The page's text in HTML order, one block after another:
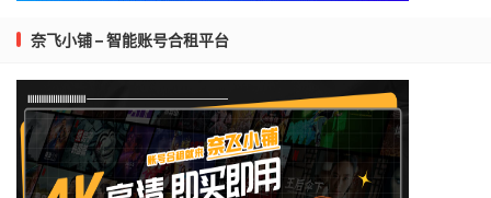
奈飞小铺 – 智能账号合租平台